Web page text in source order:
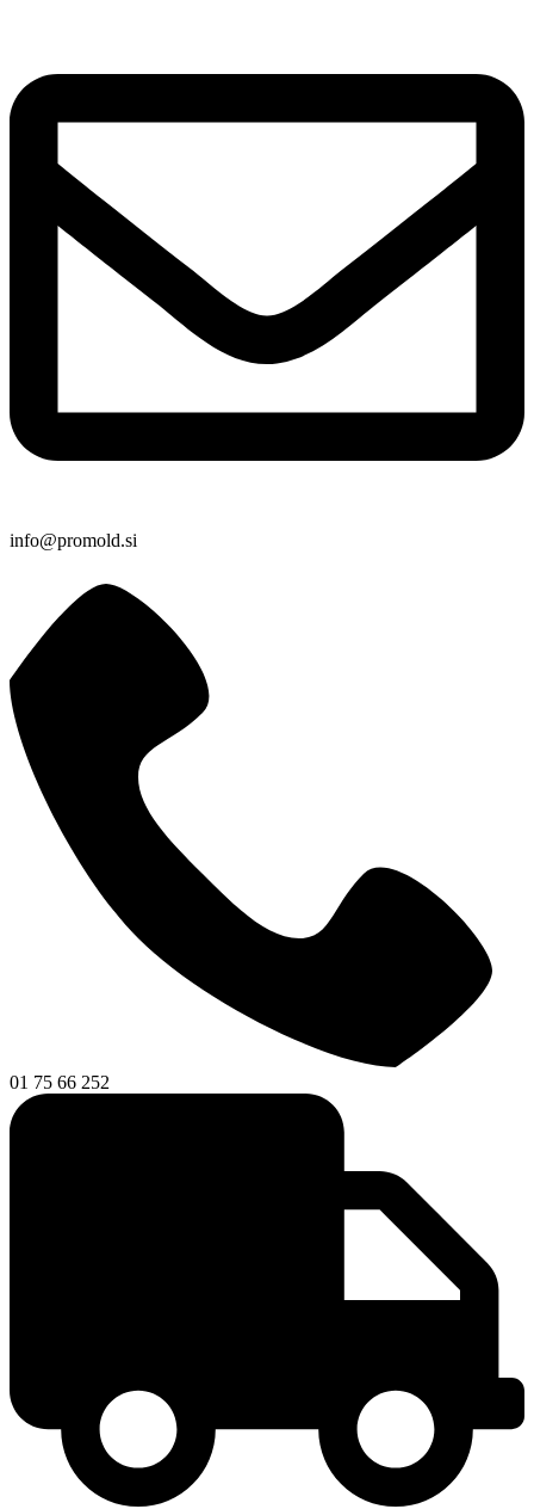
info@promold.si
01 75 66 252